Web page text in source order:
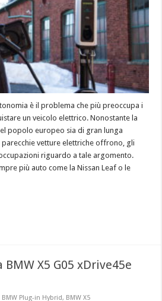
è il problema che più preoccupa i
un veicolo elettrico. Nonostante la
popolo europeo sia di gran lunga
parecchie vetture elettriche offrono, gli
riguardo a tale argomento.
più auto come la Nissan Leaf o le
X5 G05 xDrive45e
BMW Plug-in Hybrid, BMW X5